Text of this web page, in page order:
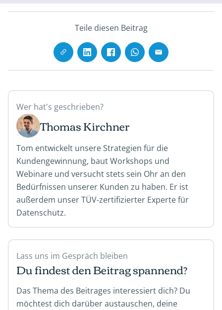
Teile diesen Beitrag
Wer hat's geschrieben?
Thomas Kirchner
Tom entwickelt unsere Strategien für die
Kundengewinnung, baut Workshops und
Webinare und versucht stets sein Ohr an den
Bedürfnissen unserer Kunden zu haben. Er ist
außerdem unser TÜV-zertifizierter Experte für
Datenschutz.
Lass uns im Gespräch bleiben
Du findest den Beitrag spannend?
Das Thema des Beitrages interessiert dich? Du
möchtest dich darüber austauschen, deine